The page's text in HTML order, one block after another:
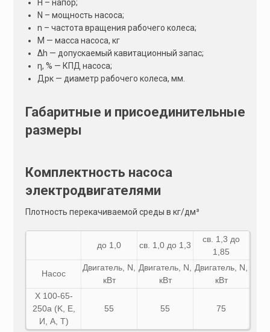
Н – напор;
N – мощность насоса;
n – частота вращения рабочего колеса;
М — масса насоса, кг
Δh — допускаемый кавитационный запас;
η, % — КПД насоса;
Дрк — диаметр рабочего колеса, мм.
Габаритные и присоединительные
размеры
Комплектность насоса
электродвигателями
Плотность перекачиваемой среды в кг/дм³
до 1,0 св. 1,0 до 1,3
св. 1,3 до
1,85
Насос
Двигатель, N
кВт
Двигатель, N
кВт
Двигатель, N
кВт
Х 100-65-
250а (K, E,
И, A, Т)
55 55 75